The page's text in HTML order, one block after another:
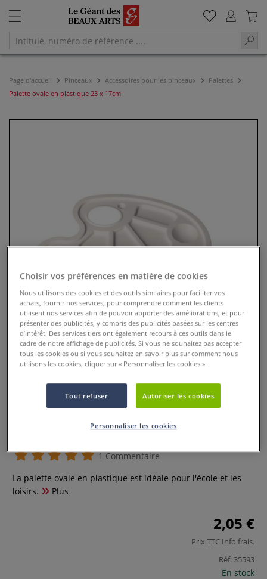
Page d'accueil Pinceaux Accessoires pour les pinceaux
Palettes
Palette ovale en plastique 23 x 17cm
1 Commentaire
La palette ovale en plastique est idéale pour l'école et les
loisirs.
Plus
2,05 €
Prix TTC Info frais.
Réf. 35593
En stock
Choisir vos préférences en matière de cookies
Nous utilisons des cookies et des outils similaires pour faciliter vos
achats, fournir nos services, pour comprendre comment les clients
utilisent nos services afin de pouvoir apporter des améliorations, et pour
présenter des publicités, y compris des publicités basées sur les centres
d’intérêt. Des services tiers ont également recours à ces outils dans le
cadre de notre affichage de publicités. Si vous ne souhaitez pas accepter
tous les cookies ou si vous souhaitez en savoir plus sur comment nous
utilisons les cookies, cliquer sur « Personnaliser les cookies ».
Tout refuser Autoriser les cookies
Personnaliser les cookies